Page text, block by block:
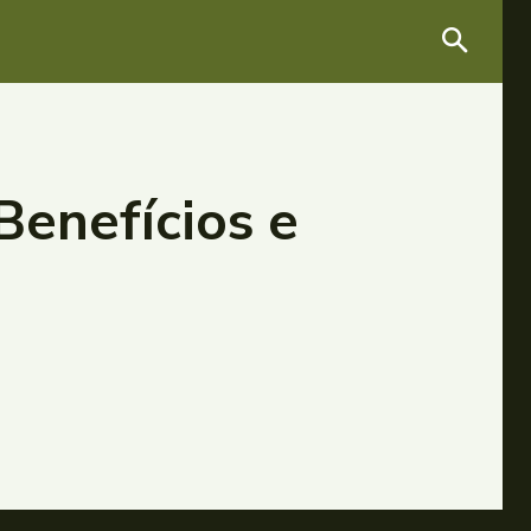
e